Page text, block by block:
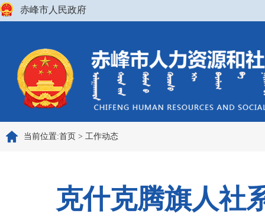
赤峰市人民政府
当前位置:首页 > 工作动态
克什克腾旗人社